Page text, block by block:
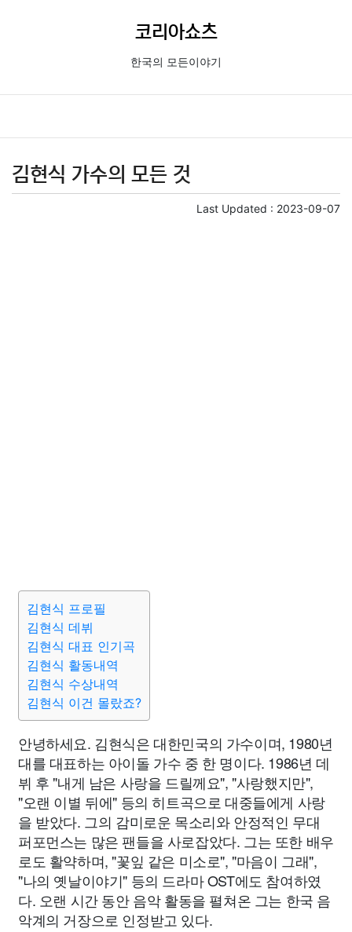
코리아쇼츠
한국의 모든이야기
김현식 가수의 모든 것
Last Updated : 2023-09-07
김현식 프로필
김현식 데뷔
김현식 대표 인기곡
김현식 활동내역
김현식 수상내역
김현식 이건 몰랐죠?
안녕하세요. 김현식은 대한민국의 가수이며, 1980년
대를 대표하는 아이돌 가수 중 한 명이다. 1986년 데
뷔 후 "내게 남은 사랑을 드릴께요", "사랑했지만",
"오랜 이별 뒤에" 등의 히트곡으로 대중들에게 사랑
을 받았다. 그의 감미로운 목소리와 안정적인 무대
퍼포먼스는 많은 팬들을 사로잡았다. 그는 또한 배우
로도 활약하며, "꽃잎 같은 미소로", "마음이 그래",
"나의 옛날이야기" 등의 드라마 OST에도 참여하였
다. 오랜 시간 동안 음악 활동을 펼쳐온 그는 한국 음
악계의 거장으로 인정받고 있다.